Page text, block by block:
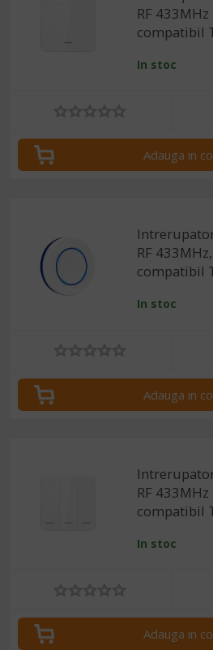
RF 433MHz
compatibil
In stoc
Adauga in
RF
compatibil
In stoc
Adauga in
RF 433MHz
compatibil
In stoc
Adauga in